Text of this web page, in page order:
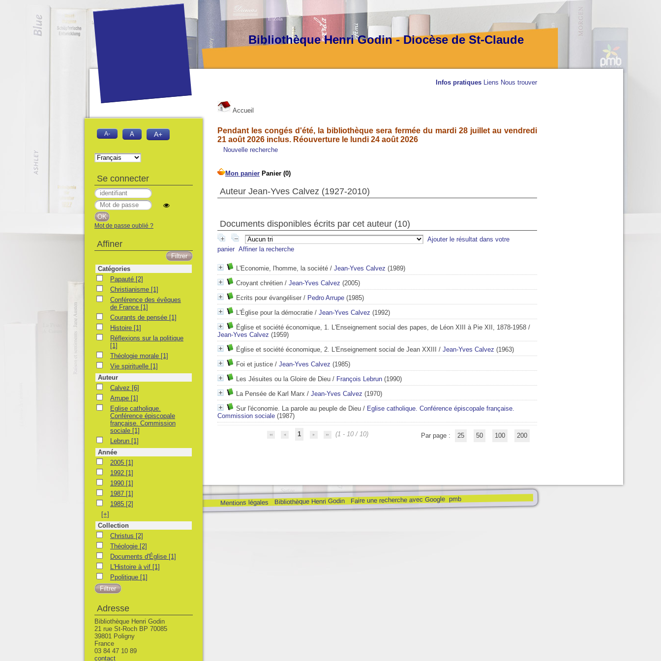
Infos pratiques Liens Nous trouver
Accueil
Pendant les congés d'été, la bibliothèque sera fermée du mardi 28 juillet au vendredi
21 août 2026 inclus. Réouverture le lundi 24 août 2026
Nouvelle recherche
Auteur Jean-Yves Calvez (1927-2010)
Documents disponibles écrits par cet auteur (10)
Ajouter le résultat dans votre
panier Affiner la recherche
L'Economie, l'homme, la société / Jean-Yves Calvez (1989)
Croyant chrétien / Jean-Yves Calvez (2005)
Ecrits pour évangéliser / Pedro Arrupe (1985)
L'Église pour la démocratie / Jean-Yves Calvez (1992)
Église et société économique, 1. L'Enseignement social des papes, de Léon XIII à Pie XII, 1878-1958 /
Jean-Yves Calvez (1959)
Église et société économique, 2. L'Enseignement social de Jean XXIII
/ Jean-Yves Calvez (1963)
Foi et justice / Jean-Yves Calvez (1985)
Les Jésuites ou la Gloire de Dieu / François Lebrun (1990)
La Pensée de Karl Marx / Jean-Yves Calvez (1970)
Sur l'économie. La parole au peuple de Dieu / Eglise catholique. Conférence épiscopale française.
Commission sociale (1987)
1 (1 - 10 / 10) Par page : 25 50 100 200
Mentions légales Bibliothèque Henri Godin Faire une recherche avec Google pmb
Bibliothèque Henri Godin - Diocèse de St-Claude
A- A A+
Se connecter
Mot de passe oublié ?
Affiner
Catégories
PapautéPapauté [2]
Christianisme
Christianisme [1]
Conférence des évêques de France
Conférence des évêques
de France [1]
Courants de pensée
Courants de pensée [1]
HistoireHistoire [1]
Réflexions sur la politique
Réflexions sur la politique
[1]
Théologie morale
Théologie morale [1]
Vie spirituelle
Vie spirituelle [1]
Auteur
CalvezCalvez [6]
ArrupeArrupe [1]
Eglise catholique. Conférence épiscopale française. Commission sociale
Eglise catholique.
Conférence épiscopale
française. Commission
sociale [1]
LebrunLebrun [1]
Année
2005 2005 [1]
1992 1992 [1]
1990 1990 [1]
1987 1987 [1]
1985 1985 [2]
[+]
Collection
ChristusChristus [2]
ThéologieThéologie [2]
Documents d'Église
Documents d'Église [1]
L'Histoire à vif
L'Histoire à vif [1]
PpolitiquePpolitique [1]
Adresse
Bibliothèque Henri Godin
21 rue St-Roch BP 70085
39801 Poligny
France
03 84 47 10 89
contact